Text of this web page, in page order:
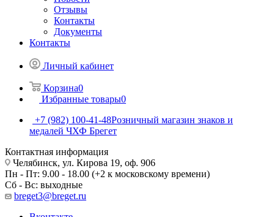
Отзывы
Контакты
Документы
Контакты
Личный кабинет
Корзина0
Избранные товары0
+7 (982) 100-41-48Розничный магазин знаков и
медалей ЧХФ Брегет
Контактная информация
Челябинск, ул. Кирова 19, оф. 906
Пн - Пт: 9.00 - 18.00 (+2 к московскому времени)
Сб - Вс: выходные
breget3@breget.ru